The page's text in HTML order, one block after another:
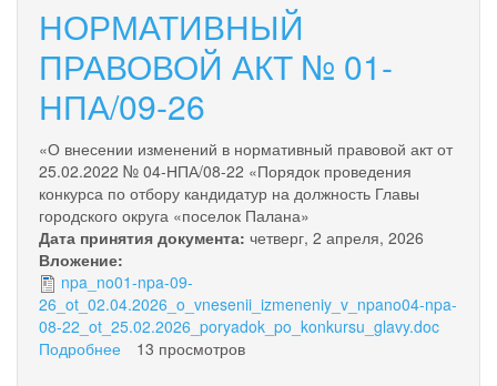
НОРМАТИВНЫЙ
ПРАВОВОЙ АКТ № 01-
НПА/09-26
«О внесении изменений в нормативный правовой акт от
25.02.2022 № 04-НПА/08-22 «Порядок проведения
конкурса по отбору кандидатур на должность Главы
городского округа «поселок Палана»
Дата принятия документа: четверг, 2 апреля, 2026
Вложение:
npa_no01-npa-09-
26_ot_02.04.2026_o_vnesenii_izmeneniy_v_npano04-npa-
08-22_ot_25.02.2026_poryadok_po_konkursu_glavy.doc
Подробнее
13 просмотров